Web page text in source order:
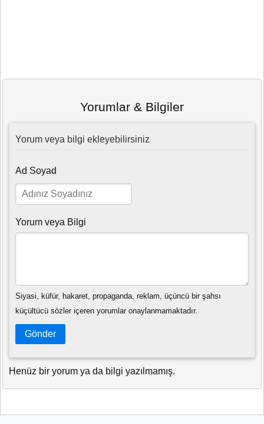
Yorumlar & Bilgiler
Yorum veya bilgi ekleyebilirsiniz
Ad Soyad
Yorum veya Bilgi
Siyasi, küfür, hakaret, propaganda, reklam, üçüncü bir şahsı
küçültücü sözler içeren yorumlar onaylanmamaktadır.
Gönder
Henüz bir yorum ya da bilgi yazılmamış.